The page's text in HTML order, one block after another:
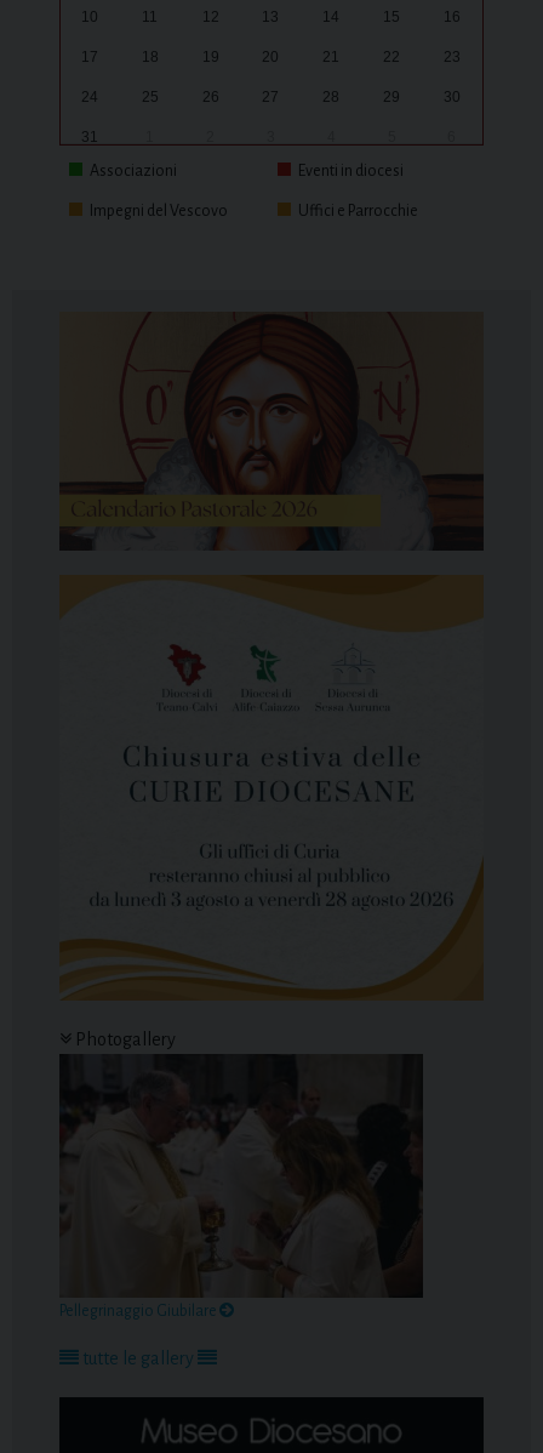
10 11 12 13 14 15 16
17 18 19 20 21 22 23
24 25 26 27 28 29 30
31
Associazioni
Eventi in diocesi
Impegni del Vescovo Uffici e Parrocchie
Photogallery
Pellegrinaggio Giubilare
tutte le gallery